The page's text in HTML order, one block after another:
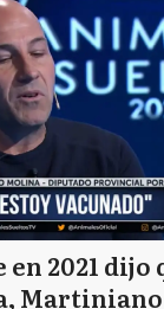
en 2021 dijo